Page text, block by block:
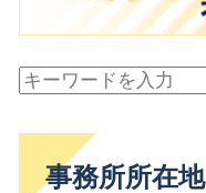
事務所所在地